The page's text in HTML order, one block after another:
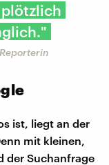
ist, liegt an der
mit kleinen,
der Suchanfrage